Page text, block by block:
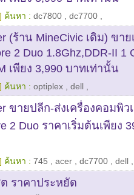
ค้นหา : dc7800 dc7700
(ร้าน MineCivic เดิม) ขาย
2 Duo 1.8Ghz,DDR-II 1
เพียง 3,990 บาทเท่านั้น
ค้นหา : optiplex dell
ขายปลีก-ส่งเครื่องคอมพิว
2 Duo ราคาเริ่มต้นเพียง
ค้นหา : 745 acer dc7700 dell
ต ราคาประหยัด